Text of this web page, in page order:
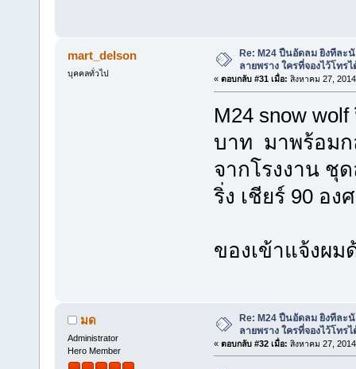
mart_delson
บุคคลทั่วไป
Re: M24 ปืนอัดลม ยิงทีละ
ลายพราง ใครที่จองไว้โทร
« ตอบกลับ #31 เมื่อ: สิงหาคม 27,
M24 snow
บาท มาพร้อมก
จากโรงงาน ชุ
ริ่ง เชียร์ 90 อง
ของเข้าแจ้งผม
มด
Administrator
Hero Member
Re: M24 ปืนอัดลม ยิงทีละ
ลายพราง ใครที่จองไว้โทร
« ตอบกลับ #32 เมื่อ: สิงหาคม 27,